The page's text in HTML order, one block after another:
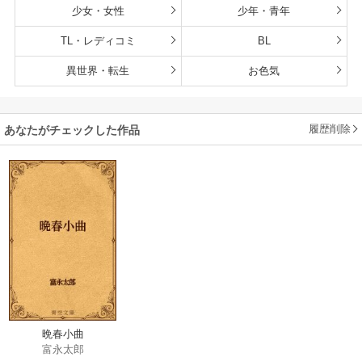
少女・女性 少年・青年
TL・レディコミ BL
異世界・転生 お色気
あなたがチェックした作品 履歴削除
晩春小曲
富永太郎